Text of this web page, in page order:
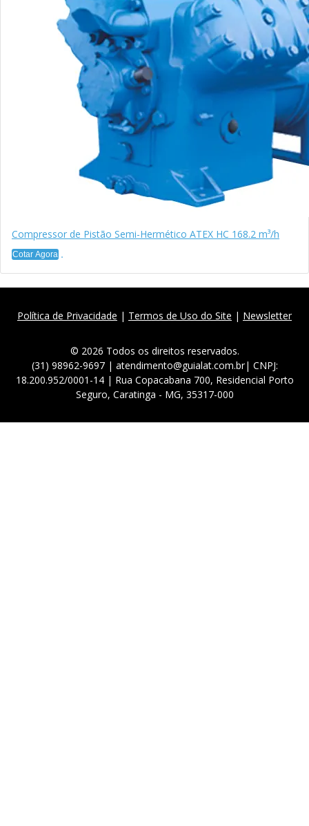
Compressor de Pistão Semi-Hermético ATEX HC 168.2 m³/h
Cotar Agora
Política de Privacidade | Termos de Uso do Site | Newsletter
© 2026 Todos os direitos reservados.
(31) 98962-9697 | atendimento@guialat.com.br| CNPJ:
18.200.952/0001-14 | Rua Copacabana 700, Residencial Porto
Seguro, Caratinga - MG, 35317-000